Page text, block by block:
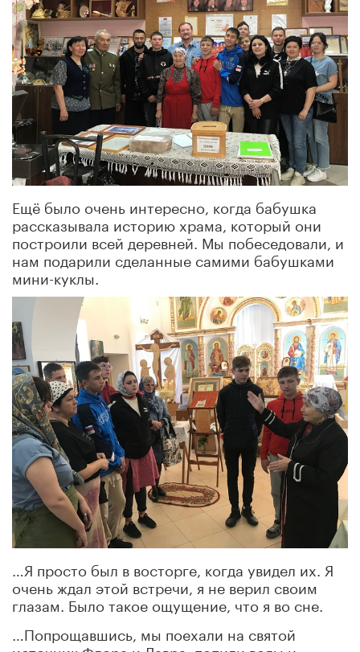
Ещё было очень интересно, когда бабушка
рассказывала историю храма, который они
построили всей деревней. Мы побеседовали, и
нам подарили сделанные самими бабушками
мини-куклы.
…Я просто был в восторге, когда увидел их. Я
очень ждал этой встречи, я не верил своим
глазам. Было такое ощущение, что я во сне.
…Попрощавшись, мы поехали на святой